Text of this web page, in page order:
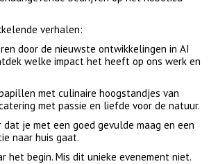
verhalen:
door de nieuwste ontwikkelingen in AI
welke impact het heeft op ons werk en
met culinaire hoogstandjes van
met passie en liefde voor de natuur.
dat je met een goed gevulde maag en een
naar huis gaat.
het begin. Mis dit unieke evenement niet.